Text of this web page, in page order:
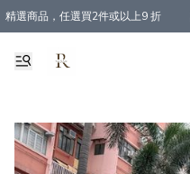
精選商品，任選買2件或以上9 折